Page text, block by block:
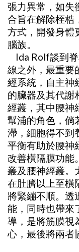
張力異常，如失
合旨在解除桎梏
方式，開發身體
腦族。
Ida Rolf談到
線之外，最重要
經系統，自主神
的臟器及其代謝
經叢，其中腰神
幫浦的角色，倘
滯，細胞得不到
平衡有助於腰神
改善橫隔膜功能
叢及腰神經叢。
在肚臍以上至橫
將緊繃不順。透
能，同時也帶來
導，是將筋膜視
心，最後將兩者